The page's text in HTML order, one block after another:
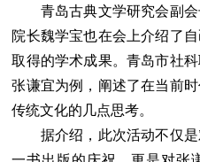
青岛古典文学研究会副会
院长魏学宝也在会上介绍了
取得的学术成果。青岛市社
张谦宜为例，阐述了在当前
传统文化的几点思考。
据介绍，此次活动不仅是